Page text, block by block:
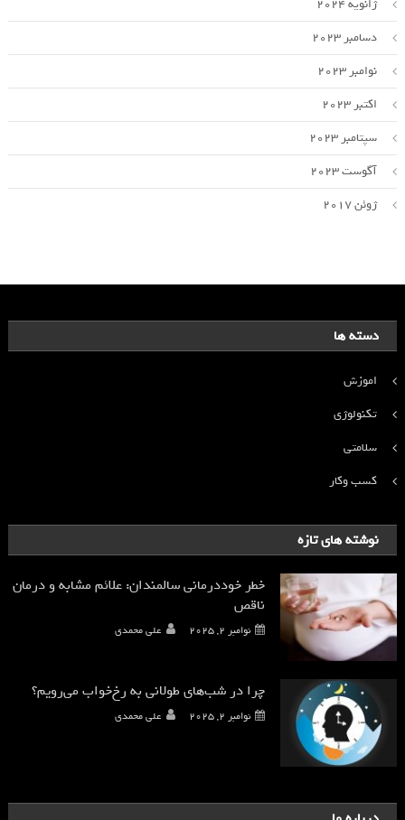
ژانویه 2024
دسامبر 2023
نوامبر 2023
اکتبر 2023
سپتامبر 2023
آگوست 2023
ژوئن 2017
دسته ها
اموزش
تکنولوژی
سلامتی
کسب وکار
نوشته های تازه
خطر خوددرمانی سالمندان: علائم مشابه و درمان
ناقص
نوامبر 2, 2025 علی محمدی
چرا در شب‌های طولانی به رخ‌خواب می‌رویم؟
نوامبر 2, 2025 علی محمدی